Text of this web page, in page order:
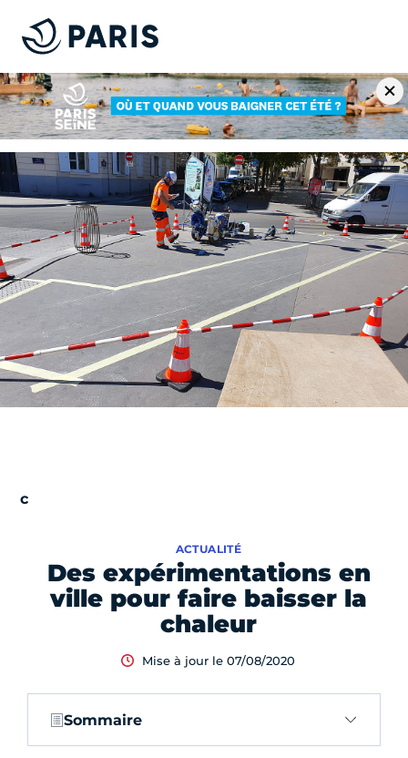
Des expérimentations en
ville pour faire baisser la
chaleur
ACTUALITÉ
Mise à jour le 07/08/2020
Sommaire